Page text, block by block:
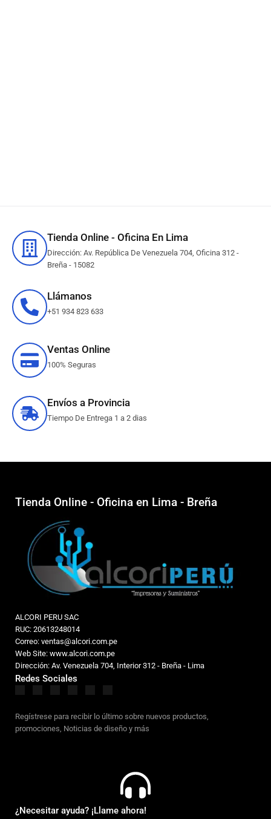
Tienda Online - Oficina En Lima
Dirección: Av. República De Venezuela 704, Oficina 312 -
Breña - 15082
Llámanos
+51 934 823 633
Ventas Online
100% Seguras
Envíos a Provincia
Tiempo De Entrega 1 a 2 dias
Tienda Online - Oficina en Lima - Breña
ALCORI PERU SAC
RUC: 20613248014
Correo: ventas@alcori.com.pe
Web Site: www.alcori.com.pe
Dirección: Av. Venezuela 704, Interior 312 - Breña - Lima
Redes Sociales
Regístrese para recibir lo último sobre nuevos productos,
promociones, Noticias de diseño y más
¿Necesitar ayuda? ¡Llame ahora!